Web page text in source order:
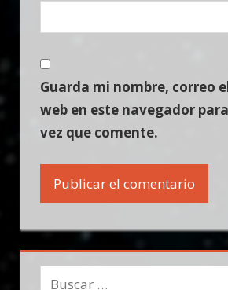
Guarda mi nombre, correo
web en este navegador
vez que comente.